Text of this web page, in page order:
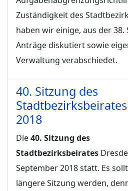
Zuständigkeit des
haben wir einige, aus der
Anträge diskutiert sowie
Verwaltung verabschiedet.
40. Sitzung des
2018
Die40. Sitzung des
Stadtbezirksbeirates
September 2018 statt. Es
längere Sitzung werden,